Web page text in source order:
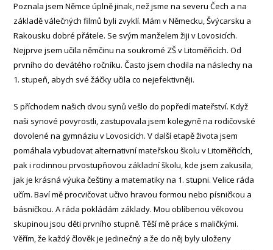
Poznala jsem Němce úplně jinak, než jsme na severu Čech a na
základě válečných filmů byli zvyklí. Mám v Německu, Švýcarsku a
Rakousku dobré přátele. Se svým manželem žiji v Lovosicích.
Nejprve jsem učila němčinu na soukromé ZŠ v Litoměřicích. Od
prvního do devátého ročníku. Často jsem chodila na náslechy na
1. stupeň, abych své žáčky učila co nejefektivněji.
S příchodem našich dvou synů vešlo do popředí mateřství. Když
naši synové povyrostli, zastupovala jsem kolegyně na rodičovské
dovolené na gymnáziu v Lovosicích. V další etapě života jsem
pomáhala vybudovat alternativní mateřskou školu v Litoměřicích,
pak i rodinnou prvostupňovou základní školu, kde jsem zakusila,
jak je krásná výuka češtiny a matematiky na 1. stupni. Velice ráda
učím. Baví mě procvičovat učivo hravou formou nebo písničkou a
básničkou. A ráda pokládám základy. Mou oblíbenou věkovou
skupinou jsou děti prvního stupně. Těší mě práce s maličkými.
Věřím, že každý člověk je jedinečný a že do něj byly uloženy